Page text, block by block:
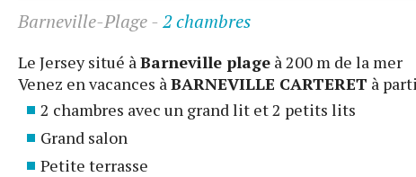
Barneville-Plage- 2 chambres
Le Jersey situé àBarneville plage à 200 m de la mer
Venez en vacances àBARNEVILLE CARTERET à
2 chambres avec un grand lit et 2 petits lits
Grand salon
Petite terrasse